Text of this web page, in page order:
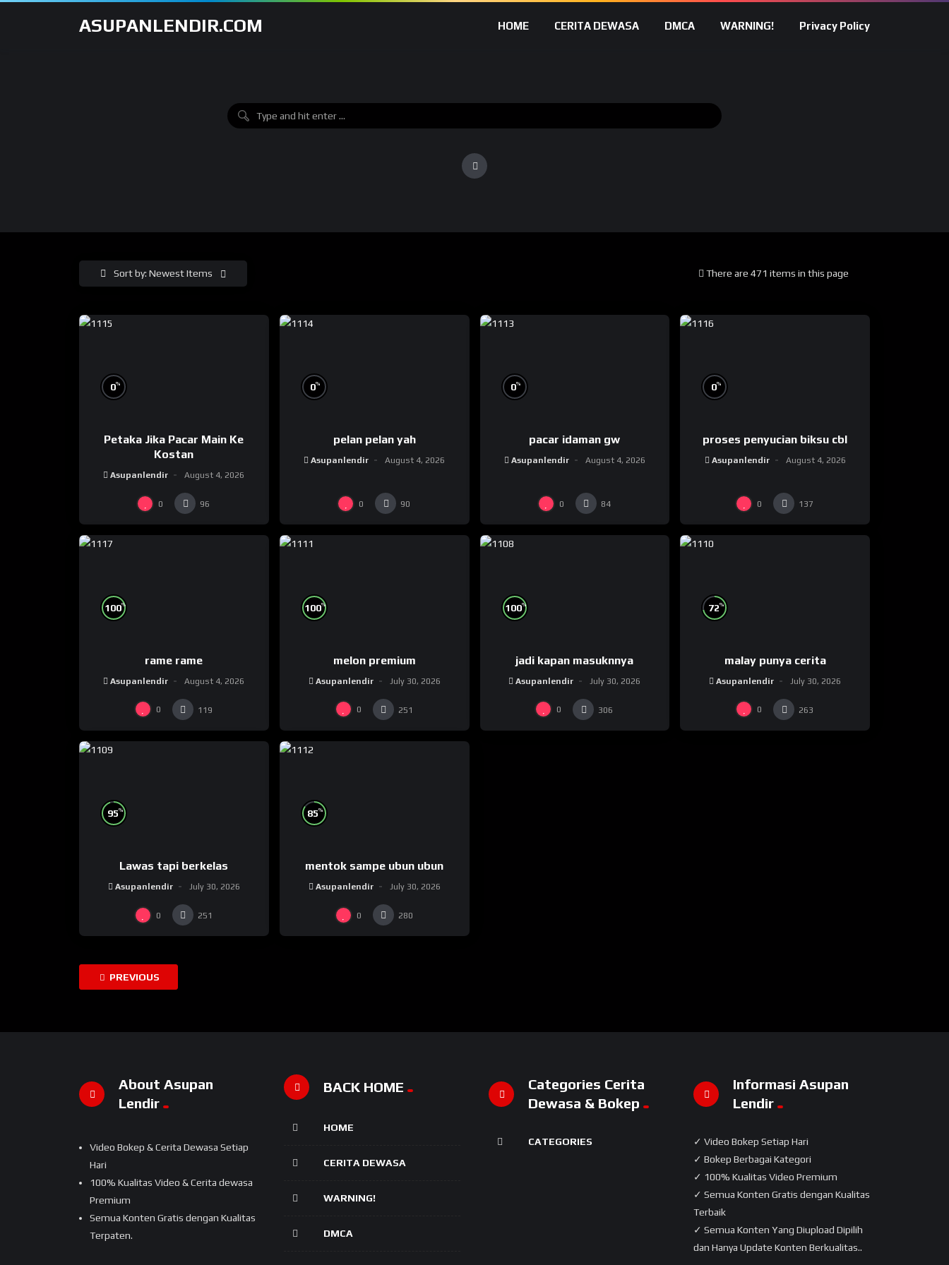
ASUPANLENDIR.COM HOME CERITA DEWASA DMCA WARNING! Privacy Policy
Sort by: Newest Items There are 471 items in this page
0%
Petaka Jika Pacar Main Ke
Kostan
Asupanlendir August 4, 2026
0 96
0%
pelan pelan yah
Asupanlendir August 4, 2026
0 90
0%
pacar idaman gw
Asupanlendir August 4, 2026
0 84
0%
proses penyucian biksu cbl
Asupanlendir August 4, 2026
0 137
100%
rame rame
Asupanlendir August 4, 2026
0 119
100%
melon premium
Asupanlendir July 30, 2026
0 251
100%
jadi kapan masuknnya
Asupanlendir July 30, 2026
0 306
72%
malay punya cerita
Asupanlendir July 30, 2026
0 263
95%
Lawas tapi berkelas
Asupanlendir July 30, 2026
0 251
85%
mentok sampe ubun ubun
Asupanlendir July 30, 2026
0 280
PREVIOUS
About Asupan
Lendir
Video Bokep & Cerita Dewasa Setiap
Hari
100% Kualitas Video & Cerita dewasa
Premium
Semua Konten Gratis dengan Kualitas
Terpaten.
BACK HOME
HOME
CERITA DEWASA
WARNING!
DMCA
Categories Cerita
Dewasa & Bokep
CATEGORIES
Informasi Asupan
Lendir
✓ Video Bokep Setiap Hari
✓ Bokep Berbagai Kategori
✓ 100% Kualitas Video Premium
✓ Semua Konten Gratis dengan Kualitas
Terbaik
✓ Semua Konten Yang Diupload Dipilih
dan Hanya Update Konten Berkualitas..